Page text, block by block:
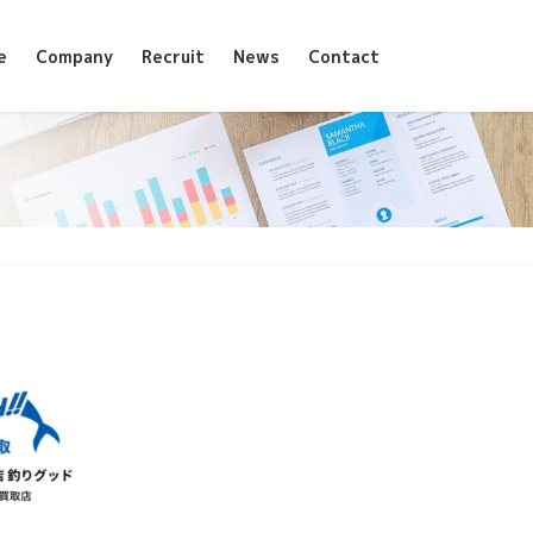
Company Recruit News Contact